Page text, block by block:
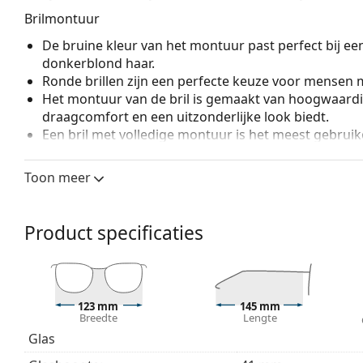
Brilmontuur
De bruine kleur van het montuur past perfect bij
donkerblond haar.
Ronde brillen zijn een perfecte keuze voor mensen
Het montuur van de bril is gemaakt van
draagcomfort en een uitzonderlijke look biedt.
Een bril met volledige montuur is het meest
geschikt voor alle glazen, ook voor glazen met een
een hoger draagcomfort. De monturen zijn
pasvorm.
Accessoires
Wij leveren de brillen in een originele hoes. De
Het meegeleverde doekje is ideaal voor het
modellen worden geleverd met een stoffen zakje
Bekijk het volledige assortimentbrillenvoor meer
Toon meer
Product specificaties
123 mm
Breedte
145 mm
Lengte
Glas